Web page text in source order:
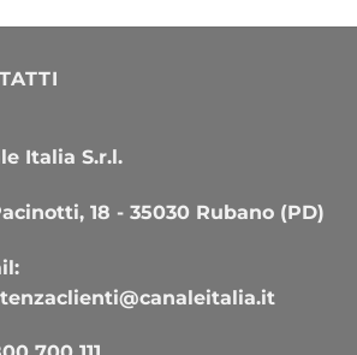
Italia S.r.l.
18 - 35030 Rubano (PD)